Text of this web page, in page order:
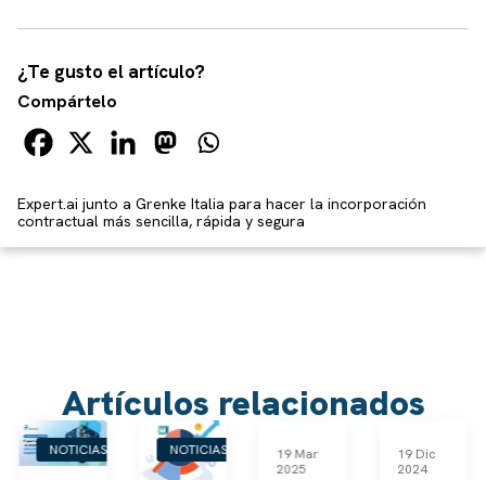
¿Te gusto el artículo?
Compártelo
Expert.ai junto a Grenke Italia para hacer la incorporación
contractual más sencilla, rápida y segura
Artículos relacionados
NOTICIAS NOTICIAS NOTICIAS
19 Mar
2025
NOTICIAS
19 Dic
2024